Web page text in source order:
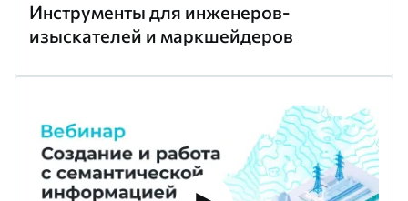
Инструменты для инженеров-
изыскателей и маркшейдеров